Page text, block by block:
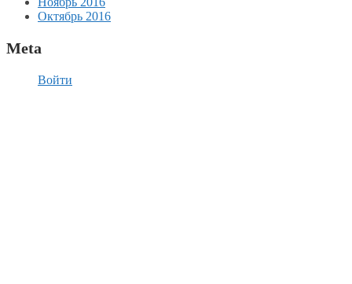
Октябрь 2016
Meta
Войти